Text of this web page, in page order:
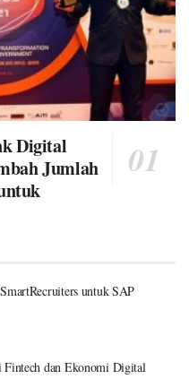
Digital
Jumlah
untuk SAP
dan Ekonomi Digital